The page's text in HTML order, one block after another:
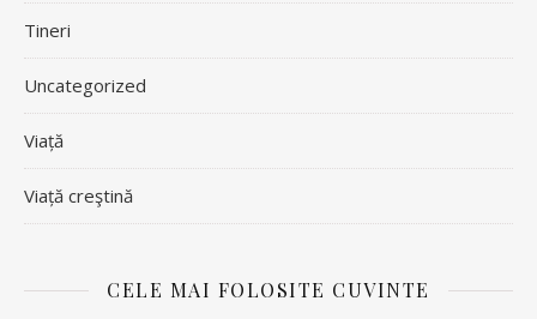
Tineri
Uncategorized
Viață
Viață creştină
CELE MAI FOLOSITE CUVINTE